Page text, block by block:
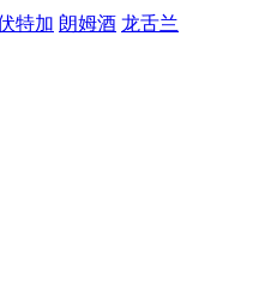
特加 朗姆酒 龙舌兰